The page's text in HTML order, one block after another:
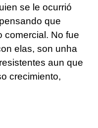
se le ocurrió
que
comercial. No fue
elas, son unha
aun que
crecimiento,